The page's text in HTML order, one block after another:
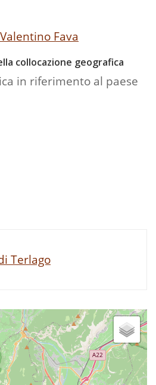
Fava
collocazione geografica
in riferimento al paese
Terlago